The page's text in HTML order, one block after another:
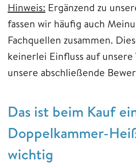
Hinweis: Ergänzend zu
fassen wir häufig auch
Fachquellen zusammen.
keinerlei Einfluss auf
unsere abschließende
Das ist beim Kauf
Doppelkammer-
wichtig